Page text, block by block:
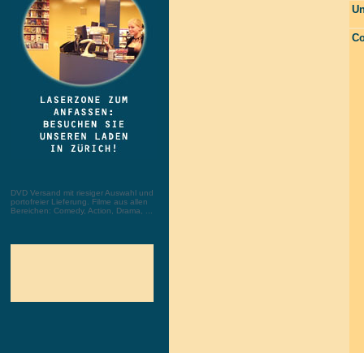
DVD Versand mit riesiger Auswahl und
portofreier Lieferung. Filme aus allen
Bereichen: Comedy, Action, Drama, ...